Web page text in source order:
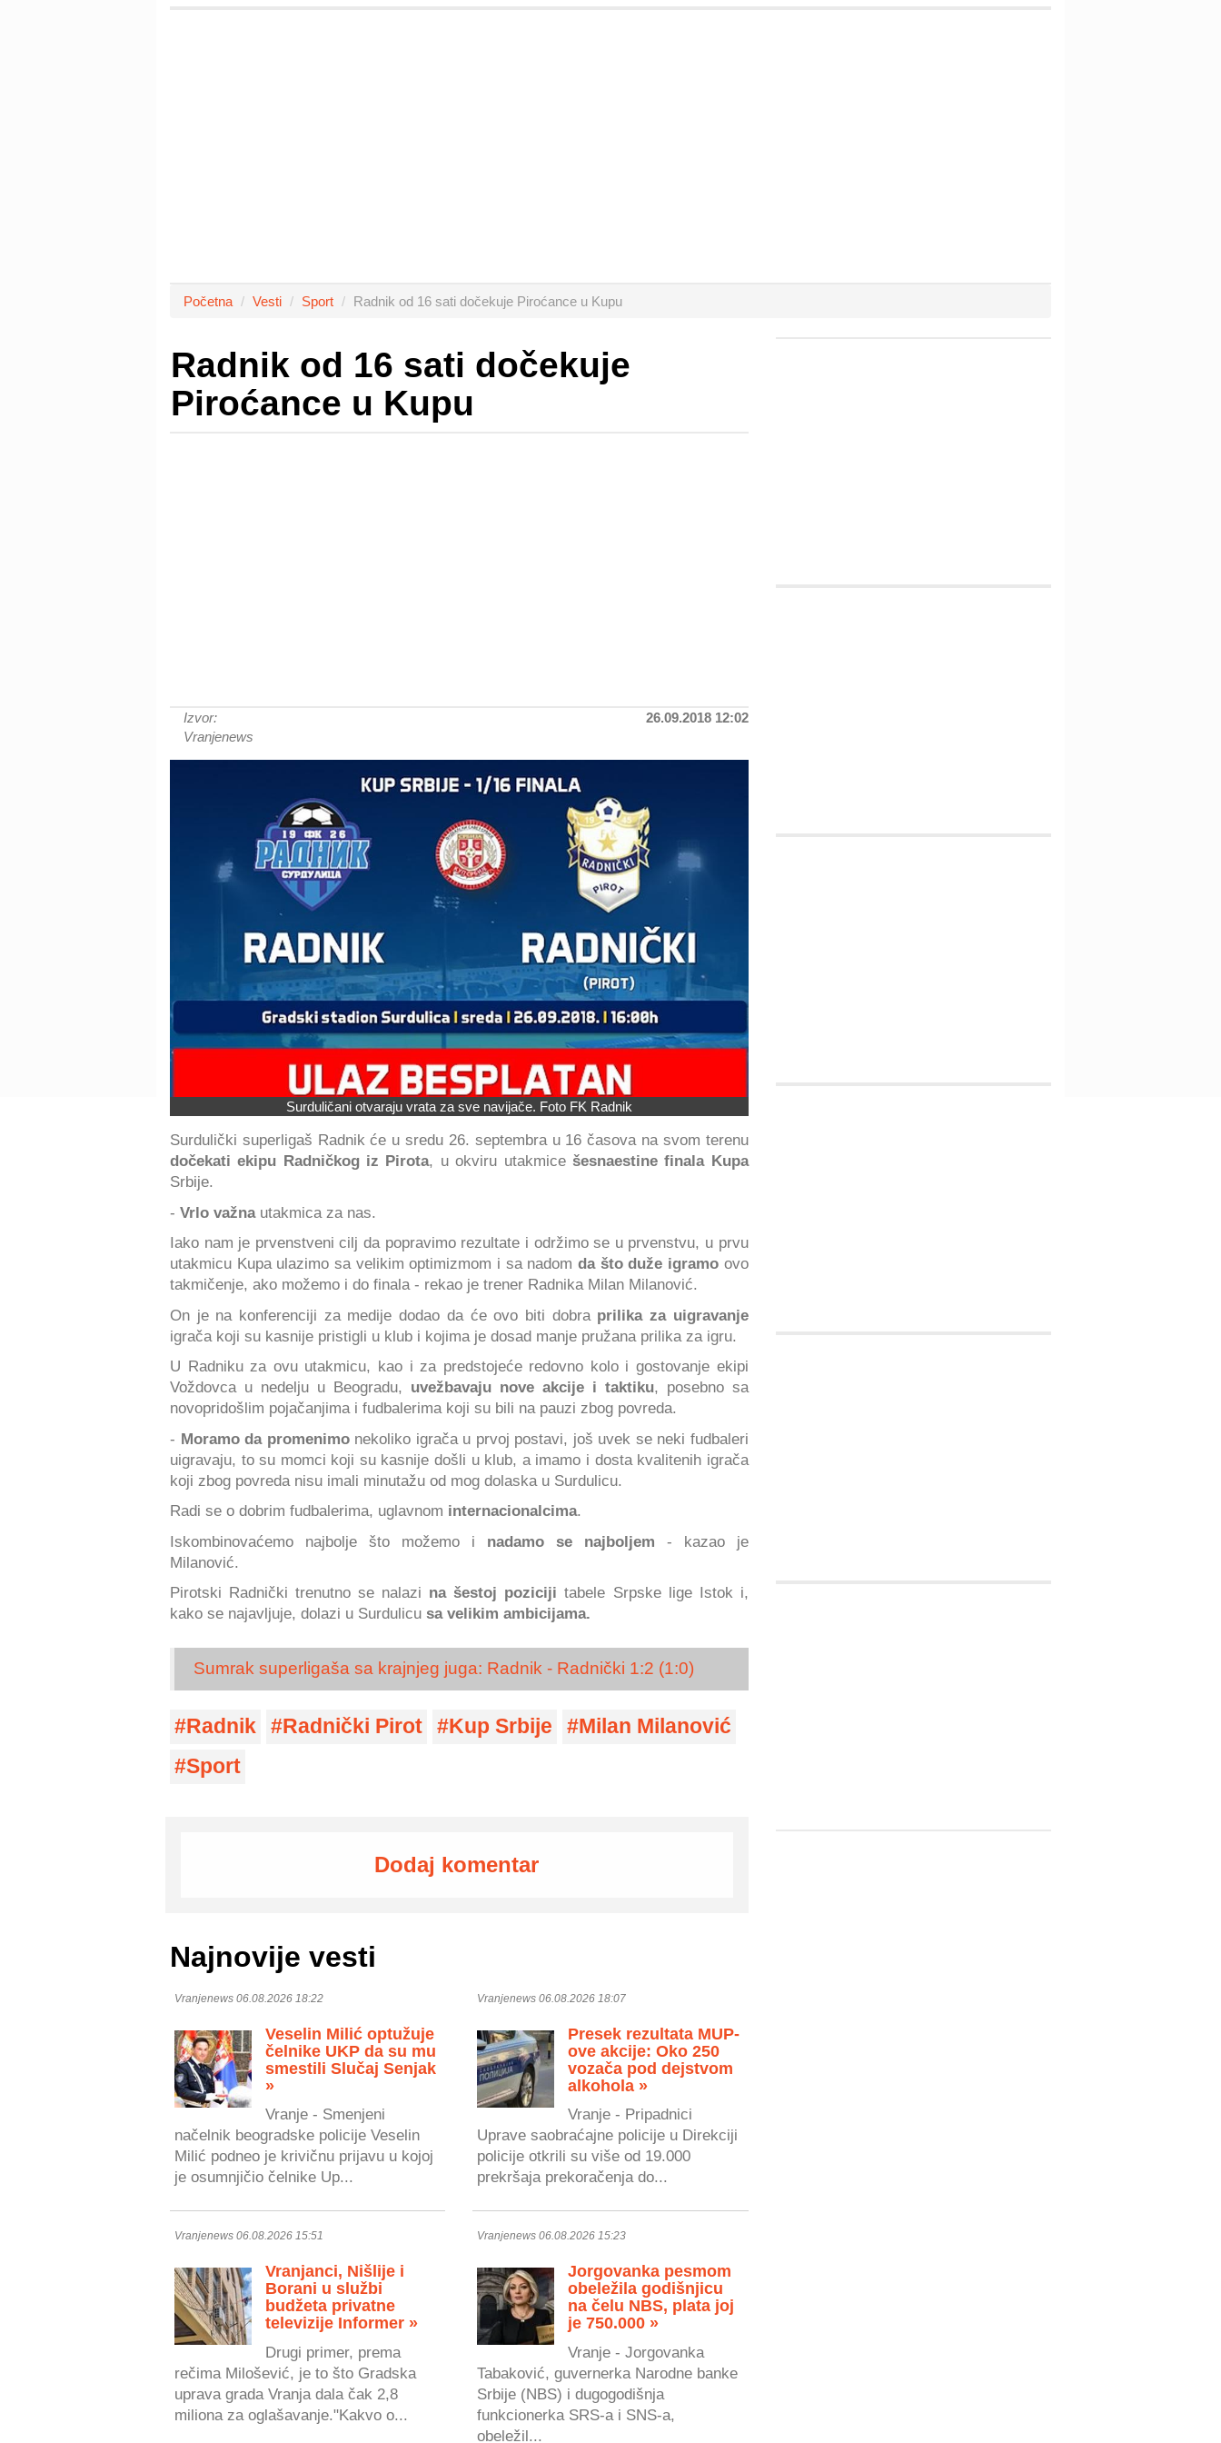
Početna Vesti Sport Radnik od 16 sati dočekuje Piroćance u Kupu
Radnik od 16 sati dočekuje
Piroćance u Kupu
Izvor:
Vranjenews
26.09.2018 12:02
Surduličani otvaraju vrata za sve navijače. Foto FK Radnik
Surdulički superligaš Radnik će u sredu 26. septembra u 16 časova na svom terenu
dočekati ekipu Radničkog iz Pirota, u okviru utakmice šesnaestine finala Kupa
Srbije.
- Vrlo važna utakmica za nas.
Iako nam je prvenstveni cilj da popravimo rezultate i održimo se u prvenstvu, u prvu
utakmicu Kupa ulazimo sa velikim optimizmom i sa nadom da što duže igramo ovo
takmičenje, ako možemo i do finala - rekao je trener Radnika Milan Milanović.
On je na konferenciji za medije dodao da će ovo biti dobra prilika za uigravanje
igrača koji su kasnije pristigli u klub i kojima je dosad manje pružana prilika za igru.
U Radniku za ovu utakmicu, kao i za predstojeće redovno kolo i gostovanje ekipi
Voždovca u nedelju u Beogradu, uvežbavaju nove akcije i taktiku, posebno sa
novopridošlim pojačanjima i fudbalerima koji su bili na pauzi zbog povreda.
- Moramo da promenimo nekoliko igrača u prvoj postavi, još uvek se neki fudbaleri
uigravaju, to su momci koji su kasnije došli u klub, a imamo i dosta kvalitenih igrača
koji zbog povreda nisu imali minutažu od mog dolaska u Surdulicu.
Radi se o dobrim fudbalerima, uglavnom internacionalcima.
Iskombinovaćemo najbolje što možemo i nadamo se najboljem - kazao je
Milanović.
Pirotski Radnički trenutno se nalazi na šestoj pozicijitabele Srpske lige Istok i,
kako se najavljuje, dolazi u Surdulicu sa velikim ambicijama.
Sumrak superligaša sa krajnjeg juga: Radnik - Radnički 1:2 (1:0)
Radnik Radnički Pirot Kup Srbije
Milan Milanović
Sport
Dodaj komentar
Najnovije vesti
Vranjenews 06.08.2026 18:22
Veselin Milić optužuje
čelnike UKP da su mu
smestili Slučaj Senjak
»
Vranje - Smenjeni
načelnik beogradske policije Veselin
Milić podneo je krivičnu prijavu u kojoj
je osumnjičio čelnike Up...
Vranjenews 06.08.2026 18:07
Presek rezultata MUP-
ove akcije: Oko 250
vozača pod dejstvom
alkohola »
Vranje - Pripadnici
Uprave saobraćajne policije u Direkciji
policije otkrili su više od 19.000
prekršaja prekoračenja do...
Vranjenews 06.08.2026 15:51
Vranjanci, Nišlije i
Borani u službi
budžeta privatne
televizije Informer »
Drugi primer, prema
rečima Milošević, je to što Gradska
uprava grada Vranja dala čak 2,8
miliona za oglašavanje."Kakvo o...
Vranjenews 06.08.2026 15:23
Jorgovanka pesmom
obeležila godišnjicu
na čelu NBS, plata joj
je 750.000 »
Vranje - Jorgovanka
Tabaković, guvernerka Narodne banke
Srbije (NBS) i dugogodišnja
funkcionerka SRS-a i SNS-a,
obeležil...